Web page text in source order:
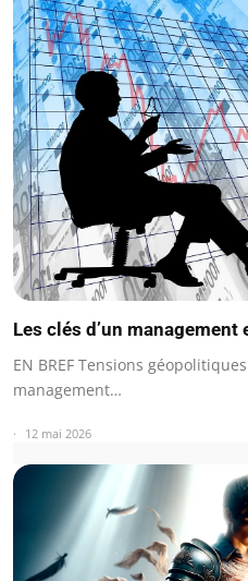
Les clés d’un
EN BREF Tensions
management…
12 mai 2026